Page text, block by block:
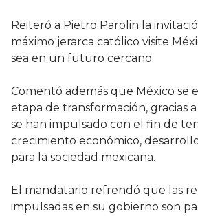
Reiteró a Pietro Parolin la
máximo jerarca católico visite
sea en un futuro cercano.
Comentó además que México se
etapa de transformación, gracias
se han impulsado con el fin de
crecimiento económico,
para la sociedad mexicana.
El mandatario refrendó que las
impulsadas en su gobierno son